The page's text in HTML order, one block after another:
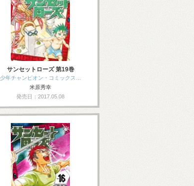
サンセットローズ 第19巻
少年チャンピオン・コミックス…
米原秀幸
発売日：2017.05.08